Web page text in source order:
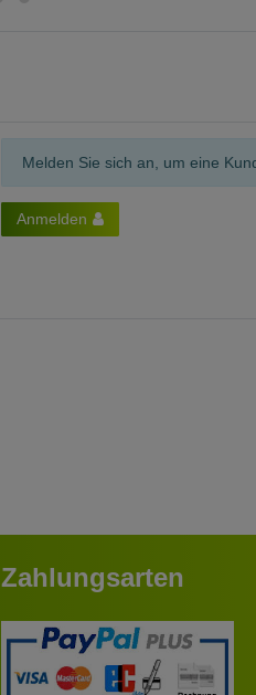
Melden Sie sich an, um eine
Anmelden
Zahlungsarten